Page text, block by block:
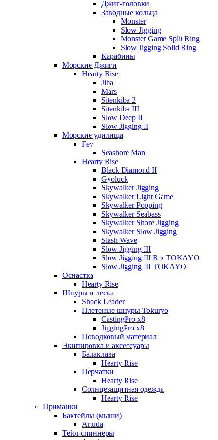
Джиг-головки
Заводные кольца
Monster
Slow Jigging
Monster Game Split Ring
Slow Jigging Solid Ring
Карабины
Морские Джиги
Hearty Rise
Jiba
Mars
Sitenkiba 2
Sitenkiba III
Slow Deep II
Slow Jigging II
Морские удилища
Fev
Seashore Man
Hearty Rise
Black Diamond II
Gyoluck
Skywalker Jigging
Skywalker Light Game
Skywalker Popping
Skywalker Seabass
Skywalker Shore Jigging
Skywalker Slow Jigging
Slash Wave
Slow Jigging III
Slow Jigging III R x TOKAYO
Slow Jigging III TOKAYO
Оснастка
Hearty Rise
Шнуры и леска
Shock Leader
Плетеные шнуры Tokuryo
CastingPro x8
JiggingPro x8
Поводковый материал
Экипировка и аксессуары
Балаклава
Hearty Rise
Перчатки
Hearty Rise
Солнцезащитная одежда
Hearty Rise
Приманки
Бактейлы (мыши)
Artuda
Тейл-спиннеры